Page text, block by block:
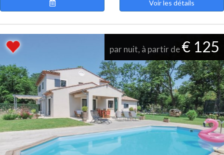
Voir les détails
par nuit, à partir de€ 125